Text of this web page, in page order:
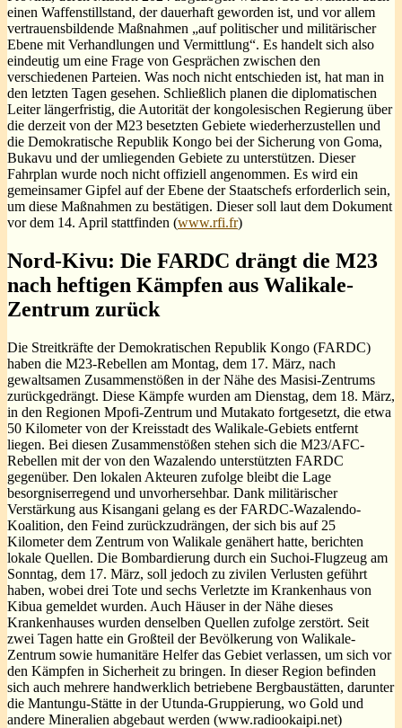
einen Waffenstillstand, der dauerhaft geworden ist, und vor allem
vertrauensbildende Maßnahmen „auf politischer und militärischer
Ebene mit Verhandlungen und Vermittlung“. Es handelt sich also
eindeutig um eine Frage von Gesprächen zwischen den
verschiedenen Parteien. Was noch nicht entschieden ist, hat man in
den letzten Tagen gesehen. Schließlich planen die diplomatischen
Leiter längerfristig, die Autorität der kongolesischen Regierung über
die derzeit von der M23 besetzten Gebiete wiederherzustellen und
die Demokratische Republik Kongo bei der Sicherung von Goma,
Bukavu und der umliegenden Gebiete zu unterstützen. Dieser
Fahrplan wurde noch nicht offiziell angenommen. Es wird ein
gemeinsamer Gipfel auf der Ebene der Staatschefs erforderlich sein,
um diese Maßnahmen zu bestätigen. Dieser soll laut dem Dokument
vor dem 14. April stattfinden (www.rfi.fr)
Nord-Kivu: Die FARDC drängt die M23
nach heftigen Kämpfen aus Walikale-
Zentrum zurück
Die Streitkräfte der Demokratischen Republik Kongo (FARDC)
haben die M23-Rebellen am Montag, dem 17. März, nach
gewaltsamen Zusammenstößen in der Nähe des Masisi-Zentrums
zurückgedrängt. Diese Kämpfe wurden am Dienstag, dem 18. März,
in den Regionen Mpofi-Zentrum und Mutakato fortgesetzt, die etwa
50 Kilometer von der Kreisstadt des Walikale-Gebiets entfernt
liegen. Bei diesen Zusammenstößen stehen sich die M23/AFC-
Rebellen mit der von den Wazalendo unterstützten FARDC
gegenüber. Den lokalen Akteuren zufolge bleibt die Lage
besorgniserregend und unvorhersehbar. Dank militärischer
Verstärkung aus Kisangani gelang es der FARDC-Wazalendo-
Koalition, den Feind zurückzudrängen, der sich bis auf 25
Kilometer dem Zentrum von Walikale genähert hatte, berichten
lokale Quellen. Die Bombardierung durch ein Suchoi-Flugzeug am
Sonntag, dem 17. März, soll jedoch zu zivilen Verlusten geführt
haben, wobei drei Tote und sechs Verletzte im Krankenhaus von
Kibua gemeldet wurden. Auch Häuser in der Nähe dieses
Krankenhauses wurden denselben Quellen zufolge zerstört. Seit
zwei Tagen hatte ein Großteil der Bevölkerung von Walikale-
Zentrum sowie humanitäre Helfer das Gebiet verlassen, um sich vor
den Kämpfen in Sicherheit zu bringen. In dieser Region befinden
sich auch mehrere handwerklich betriebene Bergbaustätten, darunter
die Mantungu-Stätte in der Utunda-Gruppierung, wo Gold und
andere Mineralien abgebaut werden (www.radiookaipi.net)